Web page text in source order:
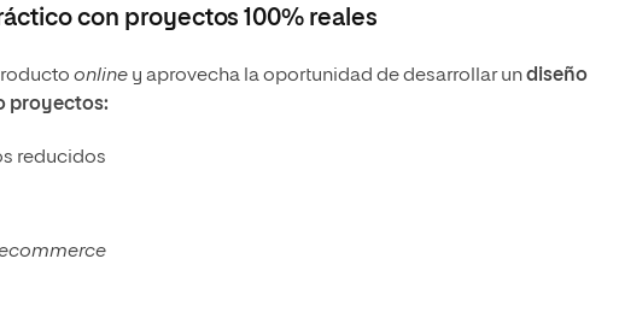
con proyectos 100% reales
online y aprovecha la oportunidad de desarrollar undiseño
proyectos:
reducidos